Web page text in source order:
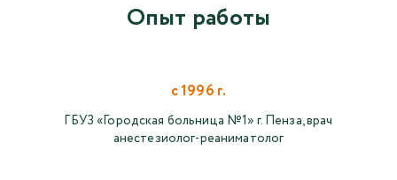
Опыт работы
с 1996 г.
ГБУЗ «Городская больница №1» г. Пенза, врач
анестезиолог-реаниматолог